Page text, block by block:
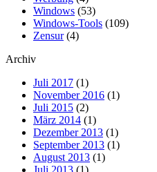
Windows (53)
Windows-Tools (109)
Zensur(4)
Archiv
Juli 2017 (1)
November 2016 (1)
Juli 2015 (2)
März 2014 (1)
Dezember 2013 (1)
September 2013 (1)
August 2013 (1)
Juli 2013 (1)